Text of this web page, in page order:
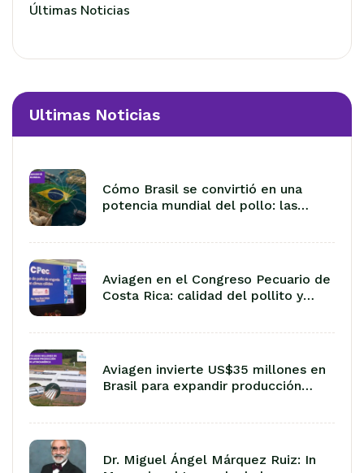
Últimas Noticias
Ultimas Noticias
Cómo Brasil se convirtió en una
potencia mundial del pollo: las
Aviagen en el Congreso Pecuario de
Costa Rica: calidad del pollito y
Aviagen invierte US$35 millones en
Brasil para expandir producción
Dr. Miguel Ángel Márquez Ruiz: In